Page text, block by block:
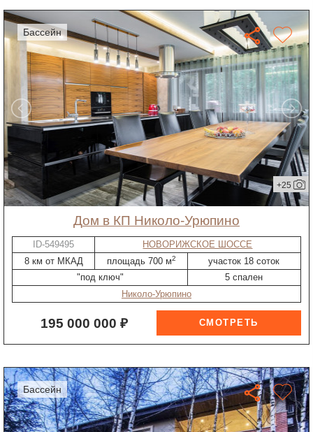
бассейн
+25
дом в КП Николо-Урюпино
ID-549495
НОВОРИЖСКОЕ ШОССЕ
8 км от МКАД
площадь 700 м2
участок 18 соток
"под ключ"
5 спален
Николо-Урюпино
195 000 000 ₽
бассейн